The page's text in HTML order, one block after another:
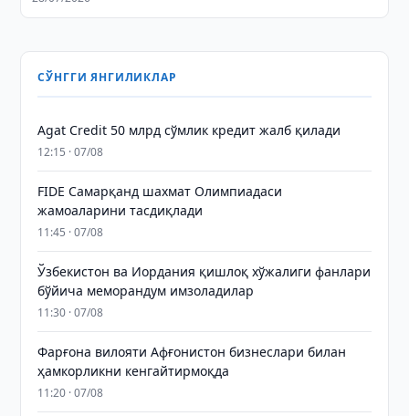
СЎНГГИ ЯНГИЛИКЛАР
Agat Credit 50 млрд сўмлик кредит жалб қилади
12:15 · 07/08
FIDE Самарқанд шахмат Олимпиадаси
жамоаларини тасдиқлади
11:45 · 07/08
Ўзбекистон ва Иордания қишлоқ хўжалиги фанлари
бўйича меморандум имзоладилар
11:30 · 07/08
Фарғона вилояти Афғонистон бизнеслари билан
ҳамкорликни кенгайтирмоқда
11:20 · 07/08